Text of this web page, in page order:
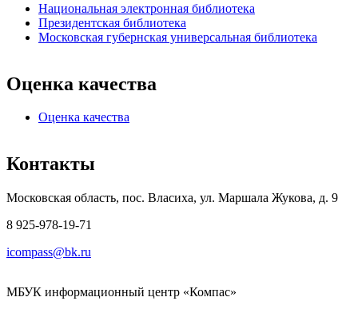
Национальная электронная библиотека
Президентская библиотека
Московская губернская универсальная библиотека
Оценка качества
Оценка качества
Контакты
Московская область, пос. Власиха, ул. Маршала Жукова, д. 9
8 925-978-19-71
icompass@bk.ru
МБУК информационный центр «Компас»